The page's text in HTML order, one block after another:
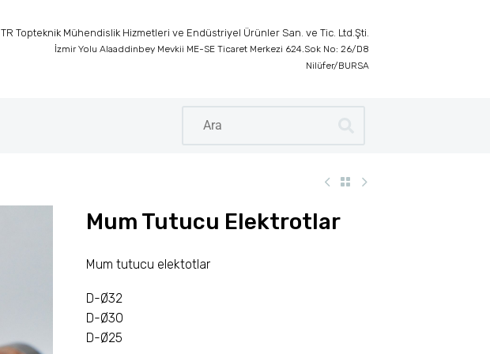
TR Topteknik Mühendislik Hizmetleri ve Endüstriyel Ürünler San. ve Tic. Ltd.Şti.
İzmir Yolu Alaaddinbey Mevkii ME-SE Ticaret Merkezi 624.Sok No: 26/D8
Nilüfer/BURSA
Mum Tutucu Elektrotlar
Mum tutucu elektotlar
D-Ø32
D-Ø30
D-Ø25